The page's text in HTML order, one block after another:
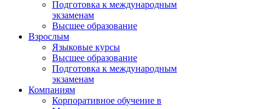
Подготовка к международным
экзаменам
Высшее образование
Взрослым
Языковые курсы
Высшее образование
Подготовка к международным
экзаменам
Компаниям
Корпоративное обучение в